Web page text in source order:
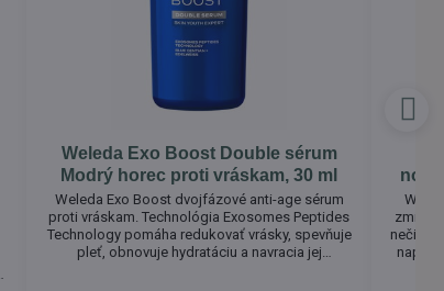
Weleda Exo Boost Double sérum
Modrý horec proti vráskam, 30 ml
Weleda Exo Boost dvojfázové anti-age sérum
proti vráskam. Technológia Exosomes Peptides
Technology pomáha redukovať vrásky, spevňuje
pleť, obnovuje hydratáciu a navracia jej